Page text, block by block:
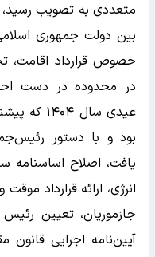
متعددی به تصویب رسید،
بین دولت جمهوری
خصوص قرارداد
در محدوده در دست
عیدی سال
یافت، اصلاح اساسنامه
انرژی، ارائه قرارداد
جازموریان، تعیین
آیین‌نامه اجرایی قانون